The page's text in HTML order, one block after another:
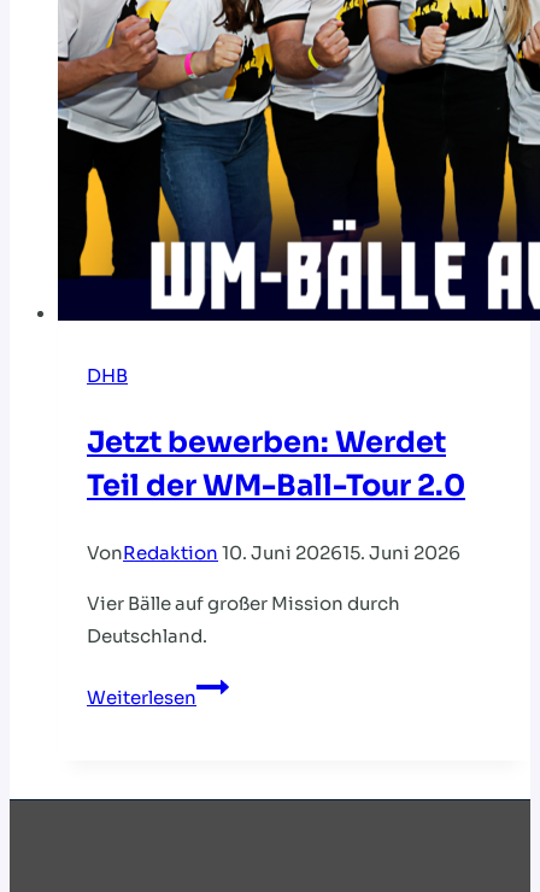
DHB
Jetzt bewerben: Werdet
Teil der WM-Ball-Tour 2.0
VonRedaktion 10. Juni 202615. Juni 2026
Vier Bälle auf großer Mission durch
Deutschland.
Weiterlesen
Jetzt